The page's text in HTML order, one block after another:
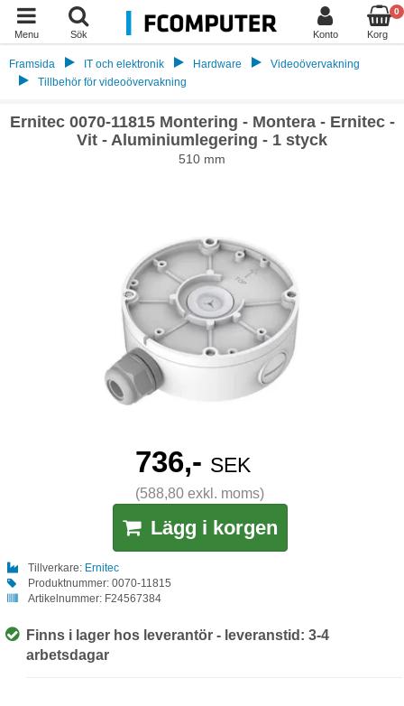
Menu Sök Konto
0
Korg
Framsida IT och elektronik Hardware
Videoövervakning
Tillbehör för videoövervakning
Ernitec 0070-11815 Montering - Montera - Ernitec -
Vit - Aluminiumlegering - 1 styck
510 mm
736,- SEK
(588,80 exkl. moms)
Lägg i korgen
Tillverkare: Ernitec
Produktnummer: 0070-11815
Artikelnummer: F24567384
Finns i lager hos leverantör - leveranstid: 3-4
arbetsdagar